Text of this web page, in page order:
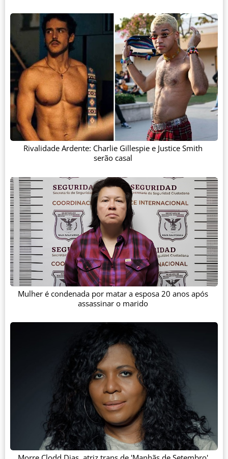
Rivalidade Ardente: Charlie Gillespie e Justice Smith
serão casal
Mulher é condenada por matar a esposa 20 anos após
assassinar o marido